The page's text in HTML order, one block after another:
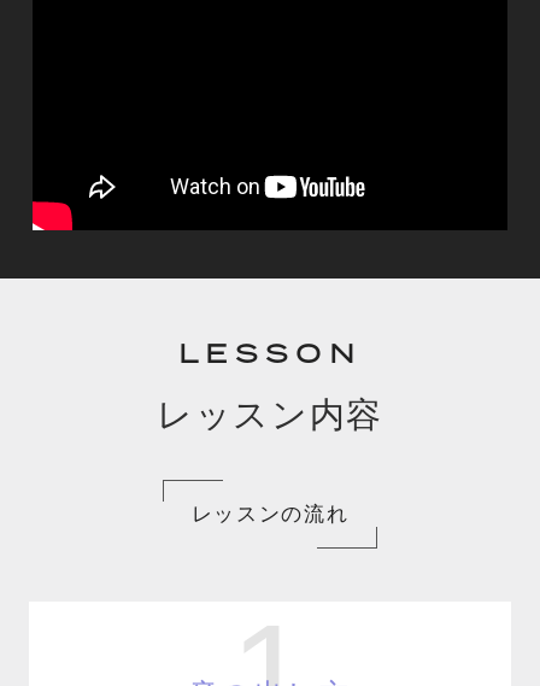
LESSON
レッスン内容
レッスンの流れ